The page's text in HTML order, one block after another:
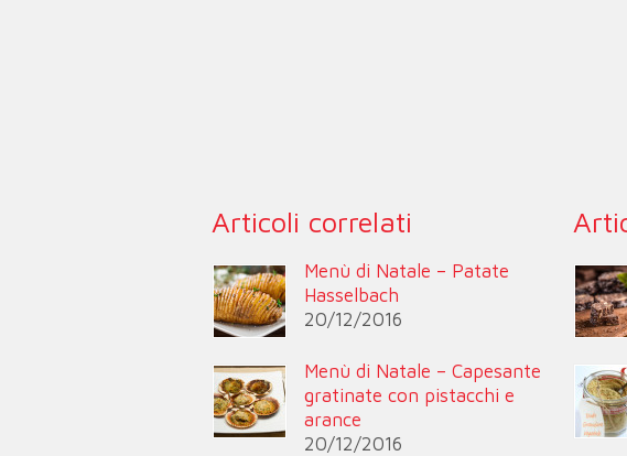
Articoli correlati
Menù di Natale – Patate
Hasselbach
20/12/2016
Menù di Natale – Capesante
gratinate con pistacchi e
arance
20/12/2016